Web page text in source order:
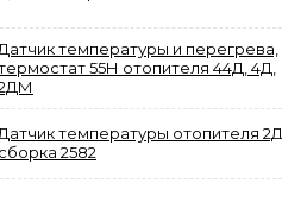
Датчик температуры и перегрева,
55Н отопителя 44Д, 4Д,
Датчик температуры отопителя 2Д
сборка 2582